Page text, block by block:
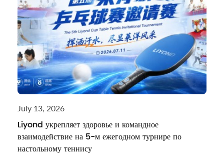
July 13, 2026
Liyond укрепляет здоровье и командное
взаимодействие на 5-м ежегодном турнире по
настольному теннису